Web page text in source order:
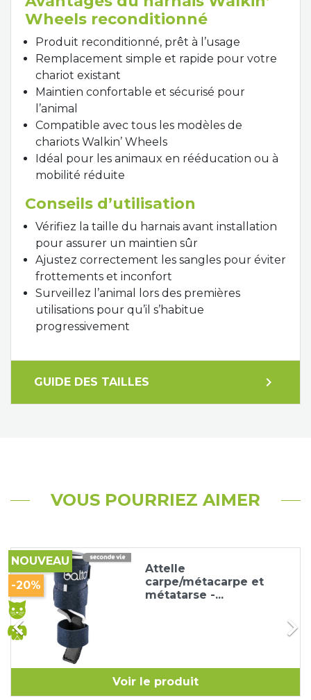
Wheels reconditionné
Produit reconditionné, prêt à l’usage
Remplacement simple et rapide pour votre
chariot existant
Maintien confortable et sécurisé pour
l’animal
Compatible avec tous les modèles de
chariots Walkin’ Wheels
Idéal pour les animaux en rééducation ou à
mobilité réduite
Conseils d’utilisation
Vérifiez la taille du harnais avant installation
pour assurer un maintien sûr
Ajustez correctement les sangles pour éviter
frottements et inconfort
Surveillez l’animal lors des premières
utilisations pour qu’il s’habitue
progressivement
GUIDE DES TAILLES expand_more
VOUS POURRIEZ AIMER

Attelle
carpe/métacarpe et
métatarse -...
Voir le produit
NOUVEAU
-20%
